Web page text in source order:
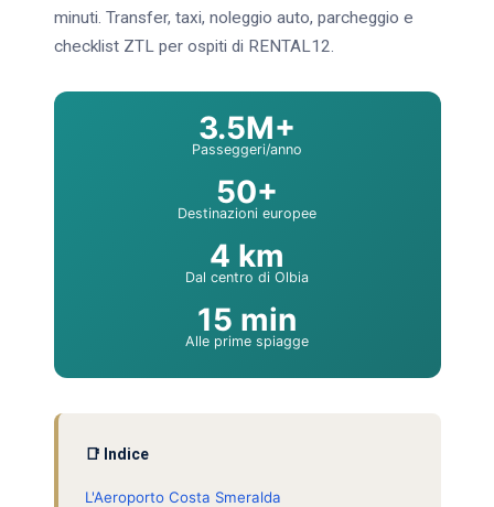
minuti. Transfer, taxi, noleggio auto, parcheggio e
checklist ZTL per ospiti di RENTAL12.
3.5M+
Passeggeri/anno
50+
Destinazioni europee
4 km
Dal centro di Olbia
15 min
Alle prime spiagge
📑 Indice
L'Aeroporto Costa Smeralda